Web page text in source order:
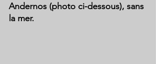
Andernos (photo ci-dessous), sans
la mer.